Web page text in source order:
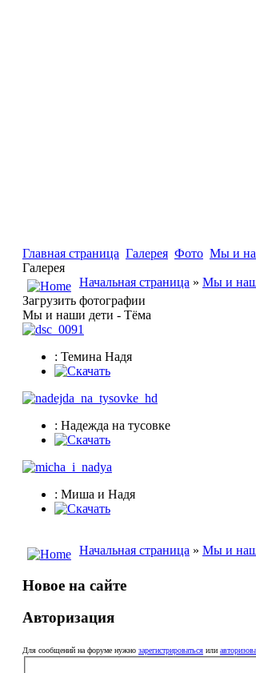
Главная страница Галерея Фото Мы и
Галерея
Начальная страница » Мы и
Загрузить фотографии
Мы и наши дети - Тёма
: Темина Надя
: Надежда на тусовке
: Миша и Надя
Начальная страница » Мы и
Новое на сайте
Авторизация
Для сообщений на форуме нужно зарегистрироватьсяили